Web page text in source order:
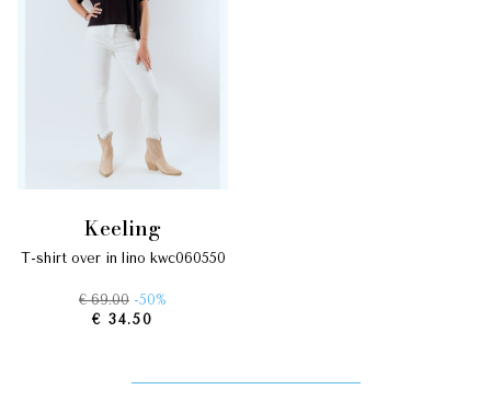
keeling
t-shirt over in lino kwc060550
€ 69.00 -50%
€ 34.50